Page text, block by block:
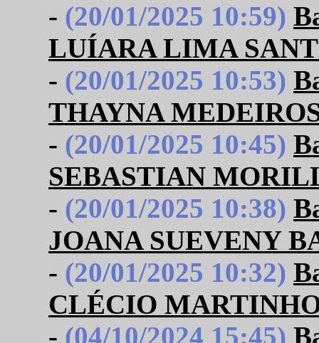
- (20/01/2025 10:59)
LUÍARA LIMA
- (20/01/2025 10:53)
THAYNA
- (20/01/2025 10:45)
SEBASTIAN
- (20/01/2025 10:38)
JOANA SUEVENY
- (20/01/2025 10:32)
CLÉCIO
- (04/10/2024 15:45)